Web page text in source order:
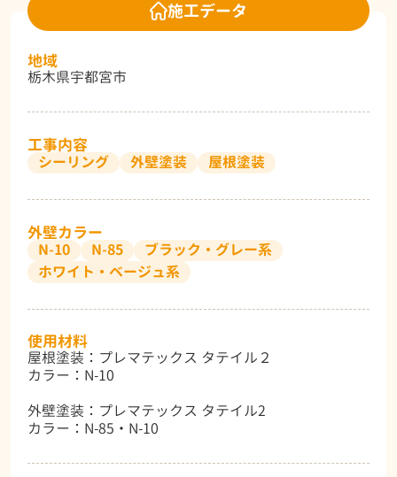
施工データ
地域
栃木県宇都宮市
工事内容
シーリング 外壁塗装 屋根塗装
外壁カラー
N-10 N-85
ブラック・グレー系
ホワイト・ベージュ系
使用材料
屋根塗装：プレマテックス タテイル２
カラー：N-10
外壁塗装：プレマテックス タテイル2
カラー：N-85・N-10